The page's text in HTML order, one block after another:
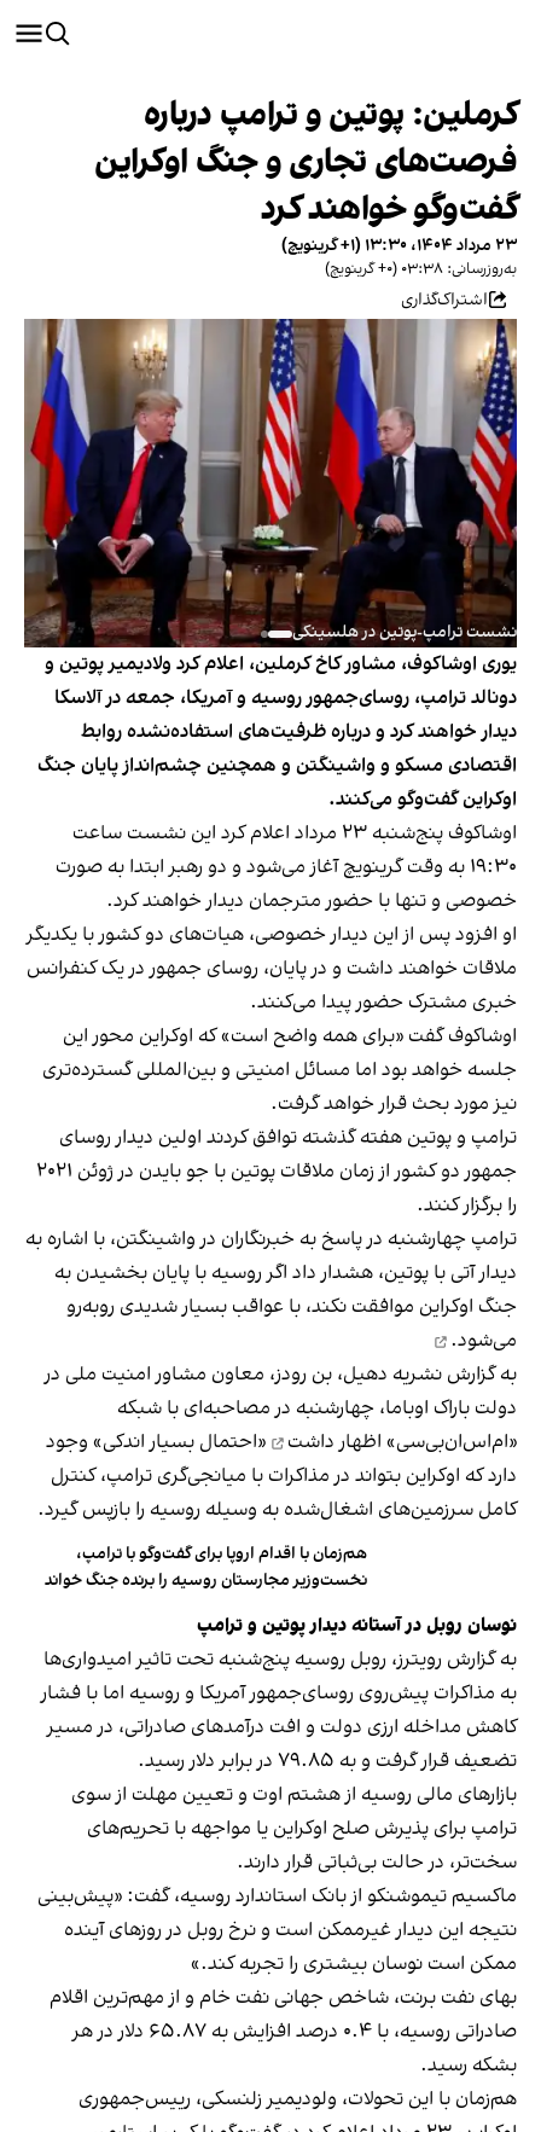
کرملین: پوتین و ترامپ درباره
فرصت‌های تجاری و جنگ اوکراین
گفت‌وگو خواهند کرد
۲۳ مرداد ۱۴۰۴، ۱۳:۳۰ (‎+۱ گرینویچ)
به‌روزرسانی: ۰۳:۳۸ (‎+۰ گرینویچ)
اشتراک‌گذاری
نشست ترامپ-پوتین در هلسینکی
یوری اوشاکوف، مشاور کاخ کرملین، اعلام کرد ولادیمیر پوتین و
دونالد ترامپ، روسای‌جمهور روسیه و آمریکا، جمعه در آلاسکا
دیدار خواهند کرد و درباره ظرفیت‌های استفاده‌نشده روابط
اقتصادی مسکو و واشینگتن و همچنین چشم‌انداز پایان جنگ
اوکراین گفت‌وگو می‌کنند.
اوشاکوف پنج‌شنبه ۲۳ مرداد اعلام کرد این نشست ساعت
۱۹:۳۰ به وقت گرینویچ آغاز می‌شود و دو رهبر ابتدا به صورت
خصوصی و تنها با حضور مترجمان دیدار خواهند کرد.
او افزود پس از این دیدار خصوصی، هیات‌های دو کشور با یکدیگر
ملاقات خواهند داشت و در پایان، روسای جمهور در یک کنفرانس
خبری مشترک حضور پیدا می‌کنند.
اوشاکوف گفت «برای همه واضح است» که اوکراین محور این
جلسه خواهد بود اما مسائل امنیتی و بین‌المللی گسترده‌تری
نیز مورد بحث قرار خواهد گرفت.
ترامپ و پوتین هفته گذشته توافق کردند اولین دیدار روسای
جمهور دو کشور از زمان ملاقات پوتین با جو بایدن در ژوئن ۲۰۲۱
را برگزار کنند.
ترامپ چهارشنبه در پاسخ به خبرنگاران در واشینگتن، با اشاره به
دیدار آتی با پوتین، هشدار داد اگر روسیه با پایان بخشیدن به
جنگ اوکراین موافقت نکند، با عواقب بسیار شدیدی روبه‌رو
می‌شود.
به گزارش نشریه دهیل، بن رودز، معاون مشاور امنیت ملی در
دولت باراک اوباما، چهارشنبه در مصاحبه‌ای با شبکه
«ام‌اس‌ان‌بی‌سی» اظهار داشت
«احتمال بسیار اندکی» وجود
دارد که اوکراین بتواند در مذاکرات با میانجی‌گری ترامپ، کنترل
کامل سرزمین‌های اشغال‌شده به وسیله روسیه را بازپس گیرد.
هم‌زمان با اقدام اروپا برای گفت‌وگو با ترامپ،
نخست‌وزیر مجارستان روسیه را برنده جنگ خواند
نوسان روبل در آستانه دیدار پوتین و ترامپ
به گزارش رویترز، روبل روسیه پنج‌شنبه تحت تاثیر امیدواری‌ها
به مذاکرات پیش‌روی روسای‌جمهور آمریکا و روسیه اما با فشار
کاهش مداخله ارزی دولت و افت درآمدهای صادراتی، در مسیر
تضعیف قرار گرفت و به ۷۹.۸۵ در برابر دلار رسید.
بازارهای مالی روسیه از هشتم اوت و تعیین مهلت از سوی
ترامپ برای پذیرش صلح اوکراین یا مواجهه با تحریم‌های
سخت‌تر، در حالت بی‌ثباتی قرار دارند.
ماکسیم تیموشنکو از بانک استاندارد روسیه، گفت: «پیش‌بینی
نتیجه این دیدار غیرممکن است و نرخ روبل در روزهای آینده
ممکن است نوسان بیشتری را تجربه کند.»
بهای نفت برنت، شاخص جهانی نفت خام و از مهم‌ترین اقلام
صادراتی روسیه، با ۰.۴ درصد افزایش به ۶۵.۸۷ دلار در هر
بشکه رسید.
هم‌زمان با این تحولات، ولودیمیر زلنسکی، رییس‌جمهوری